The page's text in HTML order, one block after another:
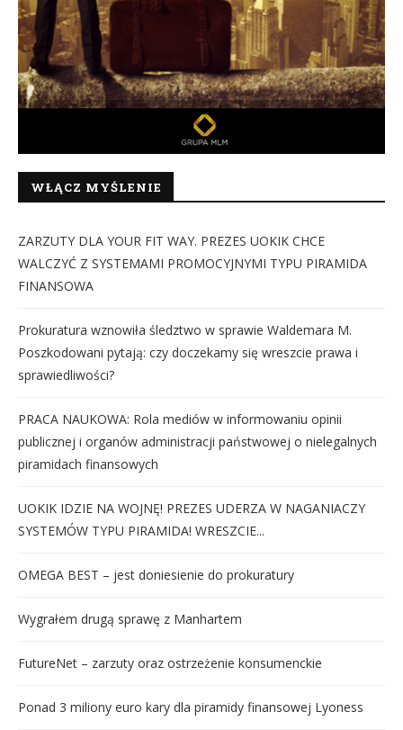
WŁĄCZ MYŚLENIE
ZARZUTY DLA YOUR FIT WAY. PREZES UOKIK CHCE
WALCZYĆ Z SYSTEMAMI PROMOCYJNYMI TYPU PIRAMIDA
FINANSOWA
Prokuratura wznowiła śledztwo w sprawie Waldemara M.
Poszkodowani pytają: czy doczekamy się wreszcie prawa i
sprawiedliwości?
PRACA NAUKOWA: Rola mediów w informowaniu opinii
publicznej i organów administracji państwowej o nielegalnych
piramidach finansowych
UOKIK IDZIE NA WOJNĘ! PREZES UDERZA W NAGANIACZY
SYSTEMÓW TYPU PIRAMIDA! WRESZCIE...
OMEGA BEST – jest doniesienie do prokuratury
Wygrałem drugą sprawę z Manhartem
FutureNet – zarzuty oraz ostrzeżenie konsumenckie
Ponad 3 miliony euro kary dla piramidy finansowej Lyoness